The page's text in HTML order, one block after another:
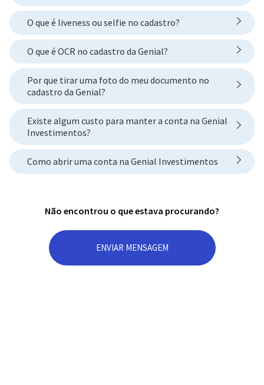
O que é liveness ou selfie no cadastro?
O que é OCR no cadastro da Genial?
Por que tirar uma foto do meu documento no
cadastro da Genial?
Existe algum custo para manter a conta na Genial
Investimentos?
Como abrir uma conta na Genial Investimentos
Não encontrou o que estava procurando?
ENVIAR MENSAGEM